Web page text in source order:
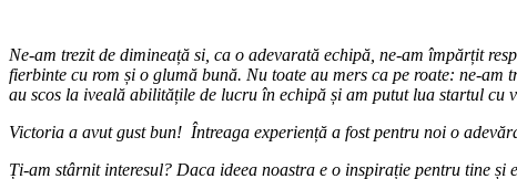
Ne-am trezit de dimineață si, ca o adevarată echipă, ne-am împărțit
fierbinte cu rom și o glumă bună. Nu toate au mers ca pe roate: ne-
au scos la iveală abilitățile de lucru în echipă și am putut lua startul cu
Victoria a avut gust bun! Întreaga experiență a fost pentru noi o
Ți-am stârnit interesul? Daca ideea noastra e o inspirație pentru tine și